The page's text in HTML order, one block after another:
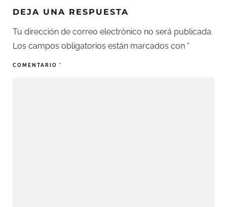
DEJA UNA RESPUESTA
Tu dirección de correo electrónico no será publicada.
Los campos obligatorios están marcados con *
COMENTARIO *